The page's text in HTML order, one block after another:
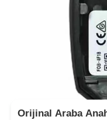
Orijinal Araba